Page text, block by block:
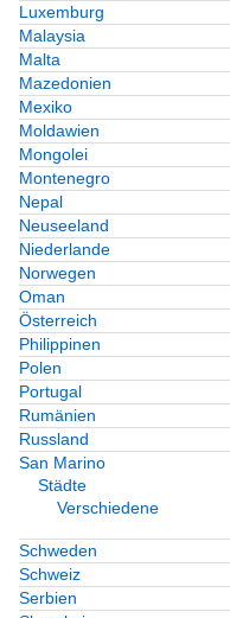
Luxemburg
Malaysia
Malta
Mazedonien
Mexiko
Moldawien
Mongolei
Montenegro
Nepal
Neuseeland
Niederlande
Norwegen
Oman
Österreich
Philippinen
Polen
Portugal
Rumänien
Russland
San Marino
Städte
Verschiedene
Schweden
Schweiz
Serbien